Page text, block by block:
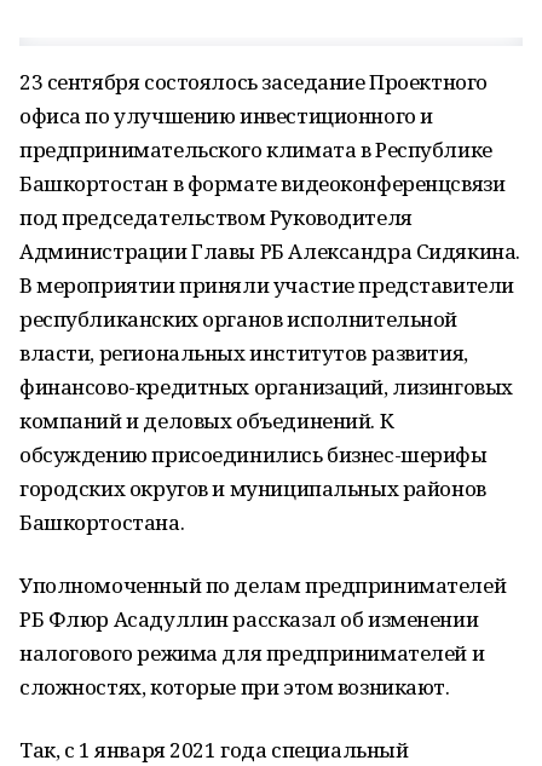
23 сентября состоялось заседание Проектного
офиса по улучшению инвестиционного и
предпринимательского климата в Республике
Башкортостан в формате видеоконференцсвязи
под председательством Руководителя
Администрации Главы РБ Александра Сидякина.
В мероприятии приняли участие представители
республиканских органов исполнительной
власти, региональных институтов развития,
финансово-кредитных организаций, лизинговых
компаний и деловых объединений. К
обсуждению присоединились бизнес-шерифы
городских округов и муниципальных районов
Башкортостана.
Уполномоченный по делам предпринимателей
РБ Флюр Асадуллин рассказал об изменении
налогового режима для предпринимателей и
сложностях, которые при этом возникают.
Так, с 1 января 2021 года специальный